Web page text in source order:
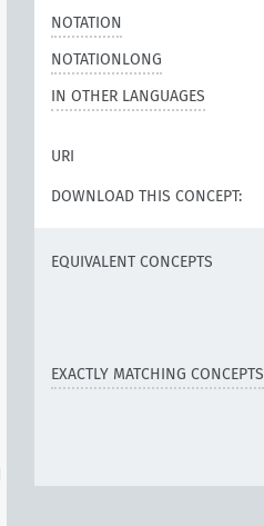
NOTATION
NOTATIONLONG
IN OTHER LANGUAGES
URI
DOWNLOAD THIS CONCEPT:
EQUIVALENT CONCEPTS
EXACTLY MATCHING CONCEPTS